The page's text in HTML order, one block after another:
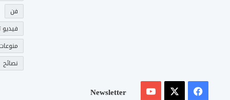
فن
فيديو
نصائح
فيسبوك
‫YouTube
Newsletter